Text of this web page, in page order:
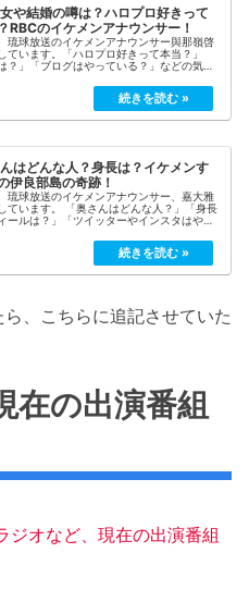
や結婚の噂は？ハロプロ好きって
RBCのイケメンアナウンサー！
琉球放送のイケメンアナウンサー與那嶺啓
ています。「ハロプロ好きって本当？」
？」「ブログはやっている？」などの気に
。琉球放送のイケメン...
はどんな人？身長は？イケメンす
伊良部島の奇跡！
琉球放送のイケメンアナウンサー、嘉大雅
ています。 「奥さんはどんな人？」「身長
ールは？」「ツイッターやインスタはやっ
、こちらに追記させていた
在の出演番組
ジオなど、現在の出演番組